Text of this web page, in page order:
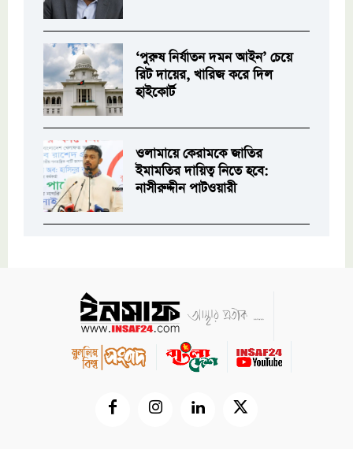
‘পুরুষ নির্যাতন দমন আইন’ চেয়ে
রিট দায়ের, খারিজ করে দিল
হাইকোর্ট
ওলামায়ে কেরামকে জাতির
ইমামতির দায়িত্ব নিতে হবে:
নাসীরুদ্দীন পাটওয়ারী